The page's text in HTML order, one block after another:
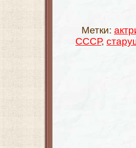
Метки:
СССР,